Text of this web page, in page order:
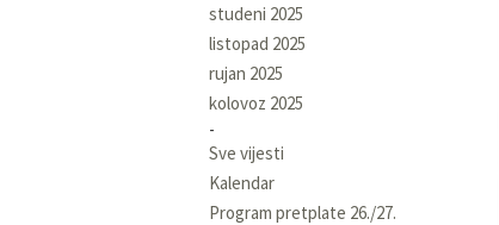
studeni 2025
listopad 2025
rujan 2025
kolovoz 2025
Sve vijesti
Kalendar
Program pretplate 26./27.